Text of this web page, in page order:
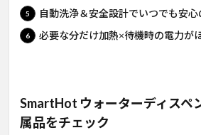
自動洗浄＆安全設計でいつでも安
必要な分だけ加熱×待機時の電力が
SmartHot ウォーターディスペ
属品をチェック